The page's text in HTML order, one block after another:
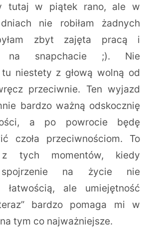
tutaj w piątek rano, ale w
nie robiłam żadnych
zbyt zajęta pracą i
na snapchacie ;). Nie
tu niestety z głową wolną od
przeciwnie. Ten wyjazd
bardzo ważną odskocznię
a po powrocie będę
czoła przeciwnościom. To
tych momentów, kiedy
spojrzenie na życie nie
łatwością, ale umiejętność
bardzo pomaga mi w
tym co najważniejsze.